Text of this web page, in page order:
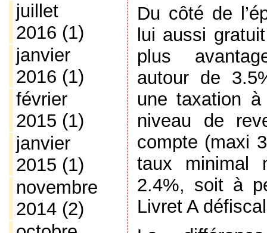
juillet
2016 (1)
janvier
2016 (1)
février
2015 (1)
janvier
2015 (1)
novembre
2014(2)
Du côté de
lui aussi
plus
autour de
une taxation
niveau de
compte (maxi
taux minimal
2.4%, soit à
Livret A